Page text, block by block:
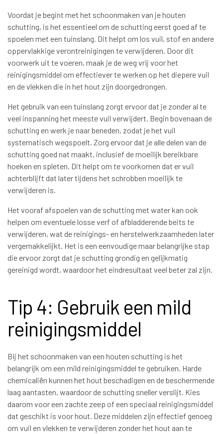
Voordat je begint met het schoonmaken van je houten
schutting, is het essentieel om de schutting eerst goed af te
spoelen met een tuinslang. Dit helpt om los vuil, stof en andere
oppervlakkige verontreinigingen te verwijderen. Door dit
voorwerk uit te voeren, maak je de weg vrij voor het
reinigingsmiddel om effectiever te werken op het diepere vuil
en de vlekken die in het hout zijn doorgedrongen.
Het gebruik van een tuinslang zorgt ervoor dat je zonder al te
veel inspanning het meeste vuil verwijdert. Begin bovenaan de
schutting en werk je naar beneden, zodat je het vuil
systematisch wegspoelt. Zorg ervoor dat je alle delen van de
schutting goed nat maakt, inclusief de moeilijk bereikbare
hoeken en spleten. Dit helpt om te voorkomen dat er vuil
achterblijft dat later tijdens het schrobben moeilijk te
verwijderen is.
Het vooraf afspoelen van de schutting met water kan ook
helpen om eventuele losse verf of afbladderende beits te
verwijderen, wat de reinigings- en herstelwerkzaamheden later
vergemakkelijkt. Het is een eenvoudige maar belangrijke stap
die ervoor zorgt dat je schutting grondig en gelijkmatig
gereinigd wordt, waardoor het eindresultaat veel beter zal zijn.
Tip 4: Gebruik een mild
reinigingsmiddel
Bij het schoonmaken van een houten schutting is het
belangrijk om een mild reinigingsmiddel te gebruiken. Harde
chemicaliën kunnen het hout beschadigen en de beschermende
laag aantasten, waardoor de schutting sneller verslijt. Kies
daarom voor een zachte zeep of een speciaal reinigingsmiddel
dat geschikt is voor hout. Deze middelen zijn effectief genoeg
om vuil en vlekken te verwijderen zonder het hout aan te